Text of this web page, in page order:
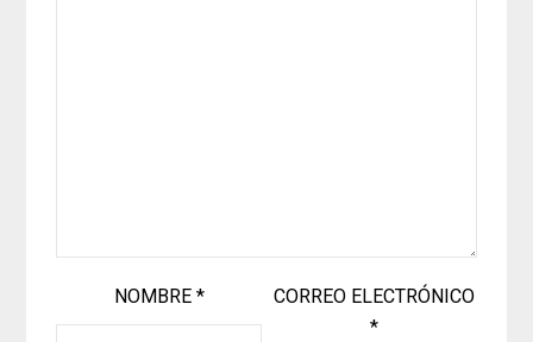
NOMBRE *
CORREO ELECTRÓNICO
*